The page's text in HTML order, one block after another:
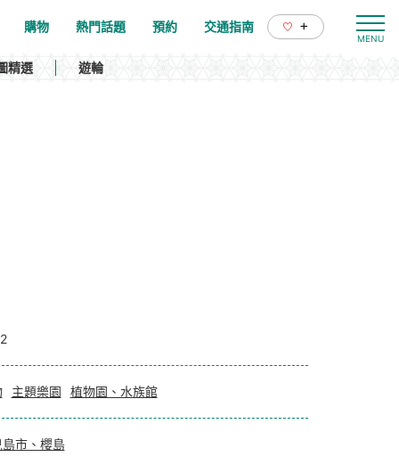
購物 熱門話題 預約 交通指南 +
精選 遊輪
主題樂園 植物園、水族館
島市、櫻島